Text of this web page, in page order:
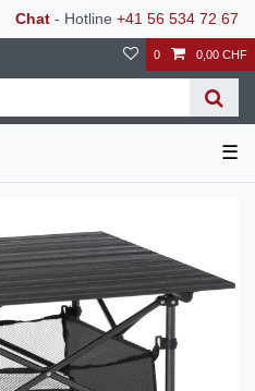
Chat - Hotline +41 56 534 72 67
0 0,00 CHF
☰